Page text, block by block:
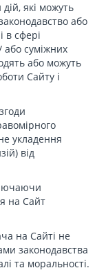
які можуть
або
в сфері
або суміжних
або можуть
Сайту і
укладення
від
на Сайт
на Сайті не
законодавства
та моральності.